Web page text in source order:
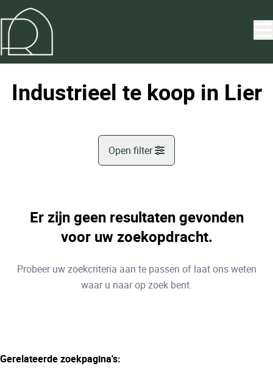
Ga naar hoofdinhoud
Industrieel te koop in Lier
Open filter
Lier (2500) Remove
Industrieel Remove
Kaartweergave
Sorteer op
Er zijn geen resultaten gevonden
voor uw zoekopdracht.
Probeer uw zoekcriteria aan te passen of laat ons weten
waar u naar op zoek bent.
Gerelateerde zoekpagina's: